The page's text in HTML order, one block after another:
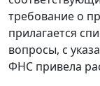
требование о
прилагается
вопросы, с
ФНС привела